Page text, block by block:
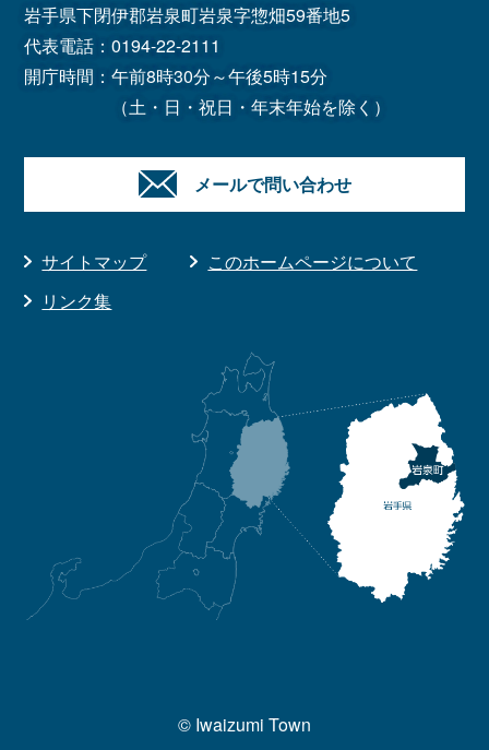
岩手県下閉伊郡岩泉町岩泉字惣畑59番地5
代表電話：0194-22-2111
開庁時間：午前8時30分～午後5時15分
（土・日・祝日・年末年始を除く）
メールで問い合わせ
サイトマップ
このホームページについて
リンク集
© Iwaizumi Town